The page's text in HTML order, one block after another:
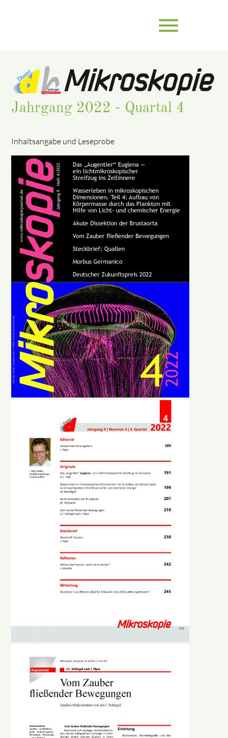
menu
Suchbegriffe SUCHEN
Jahrgang 2022 - Quartal 4
Inhaltsangabe und Leseprobe